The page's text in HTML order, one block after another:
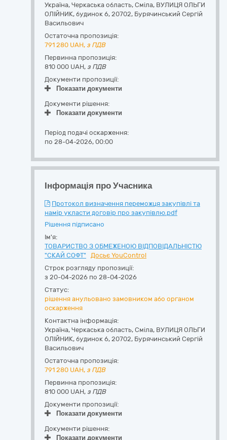
Україна, Черкаська область, Сміла, ВУЛИЦЯ ОЛЬГИ
ОЛІЙНИК, будинок 6, 20702, Бурячинський Сергій
Васильович
Остаточна пропозиція:
791 280 UAH, з ПДВ
Первинна пропозиція:
810 000 UAH, з ПДВ
Документи пропозиції:
Показати документи
Документи рішення:
Показати документи
Період подачі оскарження:
по 28-04-2026, 00:00
Інформація про Учасника
Протокол визначення переможця закупівлі та
намір укласти договір про закупівлю.pdf
Рішення підписано
Ім'я:
ТОВАРИСТВО З ОБМЕЖЕНОЮ ВІДПОВІДАЛЬНІСТЮ
"СКАЙ СОФТ"
Досьє YouControl
Строк розгляду пропозиції:
з 20-04-2026 по 28-04-2026
Статус:
рішення анульовано замовником або органом
оскарження
Контактна інформація:
Україна, Черкаська область, Сміла, ВУЛИЦЯ ОЛЬГИ
ОЛІЙНИК, будинок 6, 20702, Бурячинський Сергій
Васильович
Остаточна пропозиція:
791 280 UAH, з ПДВ
Первинна пропозиція:
810 000 UAH, з ПДВ
Документи пропозиції:
Показати документи
Документи рішення:
Показати документи